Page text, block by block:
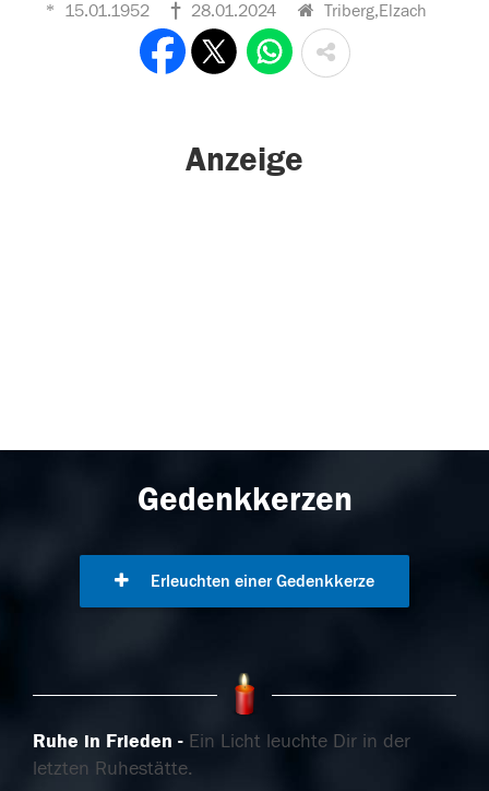
15.01.1952 28.01.2024 Triberg,Elzach
Anzeige
Gedenkkerzen
Erleuchten einer Gedenkkerze
Ruhe in Frieden
Ein Licht leuchte Dir in der
letzten Ruhestätte.